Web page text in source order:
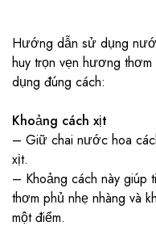
Hướng dẫn sử dụng
huy trọn vẹn hương
dụng đúng cách:
Khoảng cách xịt
– Giữ chai nước hoa
xịt.
– Khoảng cách này giúp
thơm phủ nhẹ nhàng và
một điểm.